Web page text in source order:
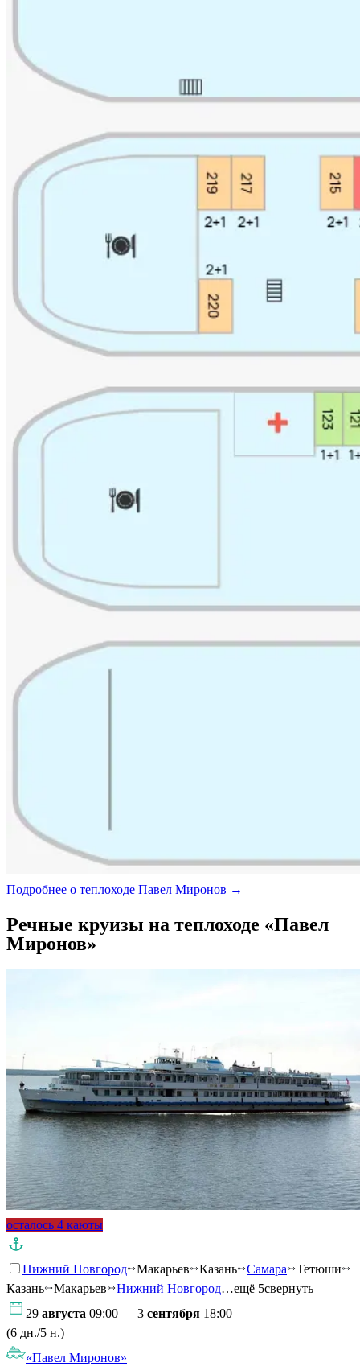
Подробнее о теплоходе Павел Миронов →
Речные круизы на теплоходе «Павел
Миронов»
осталось 4 каюты
Нижний Новгород Макарьев Казань Самара
Тетюши
Казань
Макарьев Нижний Новгород…ещё 5свернуть
29 августа 09:00 — 3 сентября 18:00
(6 дн./5 н.)
«Павел Миронов»